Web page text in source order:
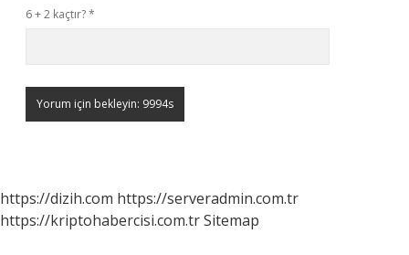
6 + 2 kaçtır?*
https://dizih.com https://serveradmin.com.tr
https://kriptohabercisi.com.trSitemap